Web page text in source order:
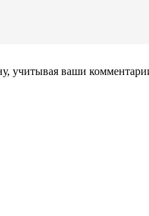
ваши